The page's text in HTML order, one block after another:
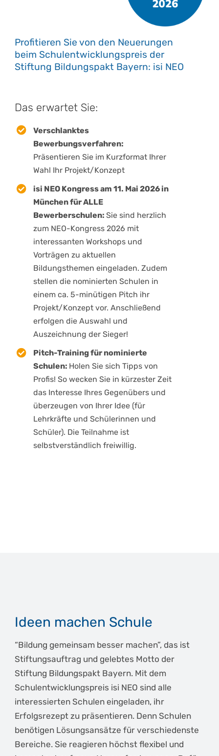
Profitieren Sie von den Neuerungen
beim Schulentwicklungspreis der
Stiftung Bildungspakt Bayern: isi NEO
Das erwartet Sie:
Verschlanktes
Bewerbungsverfahren:
Präsentieren Sie im Kurzformat Ihrer
Wahl Ihr Projekt/Konzept
isi NEO Kongress am 11. Mai 2026 in
München für ALLE
Bewerberschulen:Sie sind herzlich
zum NEO-Kongress 2026 mit
interessanten Workshops und
Vorträgen zu aktuellen
Bildungsthemen eingeladen. Zudem
stellen die nominierten Schulen in
einem ca. 5-minütigen Pitch ihr
Projekt/Konzept vor. Anschließend
erfolgen die Auswahl und
Auszeichnung der Sieger!
Pitch-Training für nominierte
Schulen: Holen Sie sich Tipps von
Profis! So wecken Sie in kürzester Zeit
das Interesse Ihres Gegenübers und
überzeugen von Ihrer Idee (für
Lehrkräfte und Schülerinnen und
Schüler). Die Teilnahme ist
selbstverständlich freiwillig.
Ideen machen Schule
“Bildung gemeinsam besser machen”, das ist
Stiftungsauftrag und gelebtes Motto der
Stiftung Bildungspakt Bayern. Mit dem
Schulentwicklungspreis isi NEO sind alle
interessierten Schulen eingeladen, ihr
Erfolgsrezept zu präsentieren. Denn Schulen
benötigen Lösungsansätze für verschiedenste
Bereiche. Sie reagieren höchst flexibel und